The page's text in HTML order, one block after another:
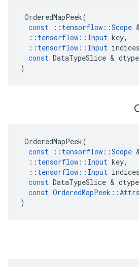
OrderedMapPeek(
const
:: tensorflow ::Scope
:: tensorflow :: Input key,
:: tensorflow :: Input indices
const DataTypeSlice &
)
OrderedMapPeek(
const
:: tensorflow ::Scope
:: tensorflow :: Input key,
:: tensorflow :: Input indices
const DataTypeSlice &
const OrderedMapPeek ::Attrs
)